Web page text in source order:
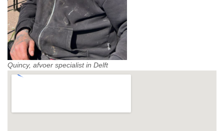
Quincy, afvoer specialist in Delft